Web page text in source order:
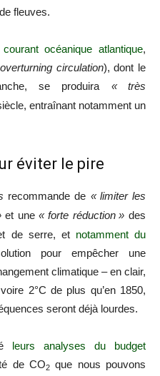
fleuves.
océanique atlantique,
circulation), dont le
se produira «
très
entraînant notamment un
éviter le pire
recommande de « limiter les
et une« forte réduction » des
de serre, et notamment du
pour empêcher une
climatique – en clair,
2°C de plus qu’en 1850,
seront déjà lourdes.
leurs analyses du budget
de CO2que nous pouvons